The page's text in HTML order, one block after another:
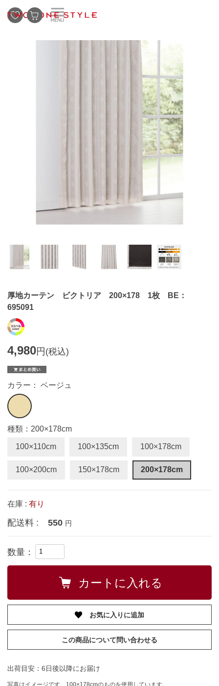
厚地カーテン ビクトリア 200×178 1枚 BE：
695091
4,980円(税込)
カラー： ベージュ
種類：200×178cm
100×110cm 100×135cm 100×178cm
100×200cm 150×178cm 200×178cm
在庫 : 有り
配送料 : 550 円
数量：
お気に入りに追加
この商品について問い合わせる
出荷目安：6日後以降にお届け
写真はイメージです。100×178cmのものを使用しています。